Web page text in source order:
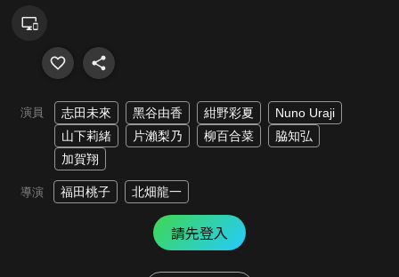
演員 志田未來 黑谷由香 紺野彩夏
Nuno Uraji
山下莉緒
片瀨梨乃 柳百合菜
脇知弘
加賀翔
導演 福田桃子 北畑龍一
請先登入